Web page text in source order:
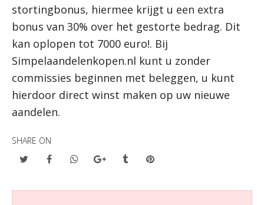
stortingbonus, hiermee krijgt u een extra
bonus van 30% over het gestorte bedrag. Dit
kan oplopen tot 7000 euro!. Bij
Simpelaandelenkopen.nl kunt u zonder
commissies beginnen met beleggen, u kunt
hierdoor direct winst maken op uw nieuwe
aandelen.
SHARE ON